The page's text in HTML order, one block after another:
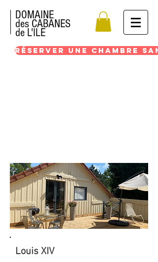
DOMAINE
des CABANES
de L'ILE
RÉSERVER UNE CHAMBRE
Louis XIV